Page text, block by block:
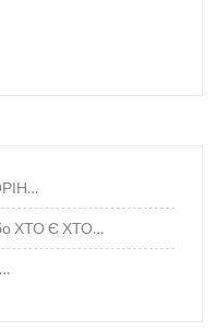
ХТО Є ХТО…